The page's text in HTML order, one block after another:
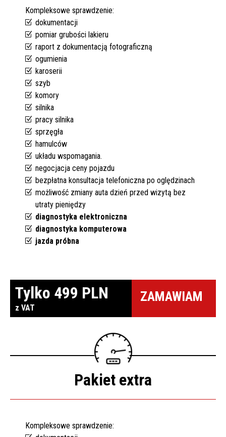
Kompleksowe sprawdzenie:
dokumentacji
pomiar grubości lakieru
raport z dokumentacją fotograficzną
ogumienia
karoserii
szyb
komory
silnika
pracy silnika
sprzęgła
hamulców
układu wspomagania.
negocjacja ceny pojazdu
bezpłatna konsultacja telefoniczna po oględzinach
możliwość zmiany auta dzień przed wizytą bez
utraty pieniędzy
diagnostyka elektroniczna
diagnostyka komputerowa
jazda próbna
Tylko 499 PLN
z VAT
ZAMAWIAM
Pakiet extra
Kompleksowe sprawdzenie: